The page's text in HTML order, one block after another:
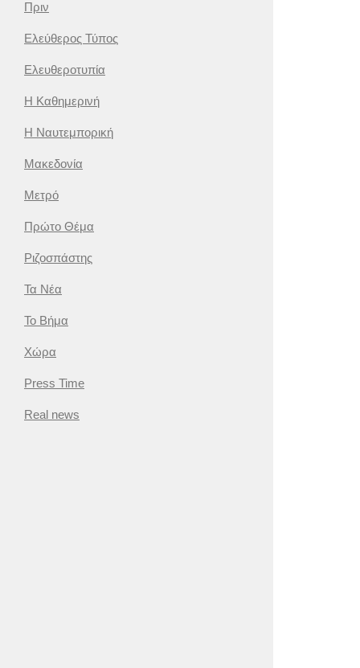
Πριν
Ελεύθερος Τύπος
Ελευθεροτυπία
Η Καθημερινή
Η Ναυτεμπορική
Μακεδονία
Μετρό
Πρώτο Θέμα
Ριζοσπάστης
Τα Νέα
Το Βήμα
Χώρα
Press Time
Real news